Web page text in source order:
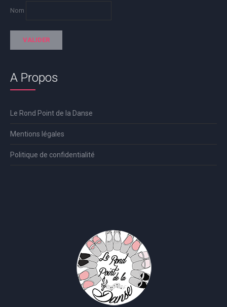
Nom
A Propos
Le Rond Point de la Danse
Mentions légales
Politique de confidentialité